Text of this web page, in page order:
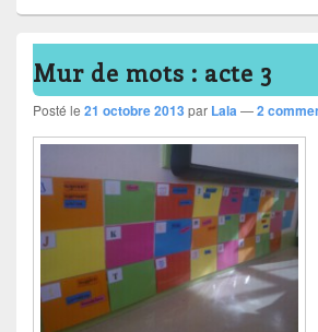
Mur de mots : acte 3
Posté le 21 octobre 2013 par Lala—2